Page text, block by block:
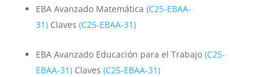
EBA Avanzado Matemática (C25-EBAA-
31)Claves (C25-EBAA-31)
EBA Avanzado Educación para el Trabajo (C25-
EBAA-31)Claves (C25-EBAA-31)